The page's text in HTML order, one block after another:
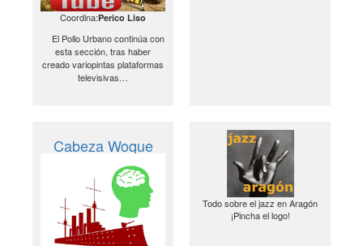
Coordina:Perico Liso
El Pollo Urbano continúa con
esta sección, tras haber
creado variopintas plataformas
televisivas…
Cabeza Woque
Todo sobre el jazz en Aragón
¡Pincha el logo!